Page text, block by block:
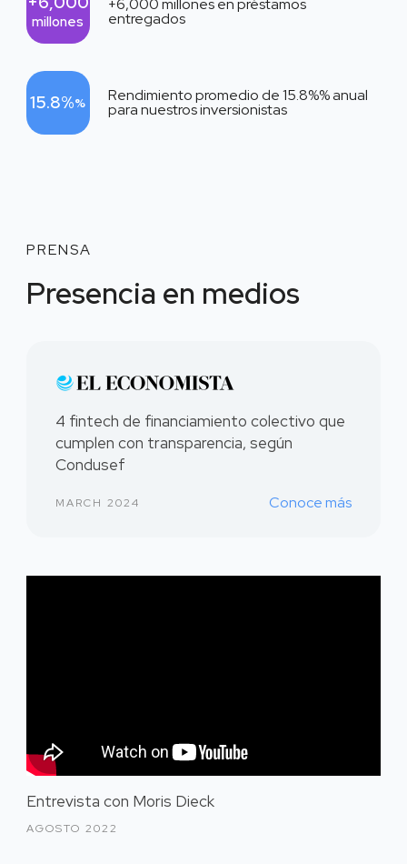
15.8%% Rendimiento promedio de15.8%% anual
para nuestros inversionistas
millones entregados
PRENSA
Presencia en medios
4 fintech de financiamiento colectivo que
cumplen con transparencia, según
Condusef
MARCH 2024 Conoce más
Entrevista con Moris Dieck
AGOSTO 2022